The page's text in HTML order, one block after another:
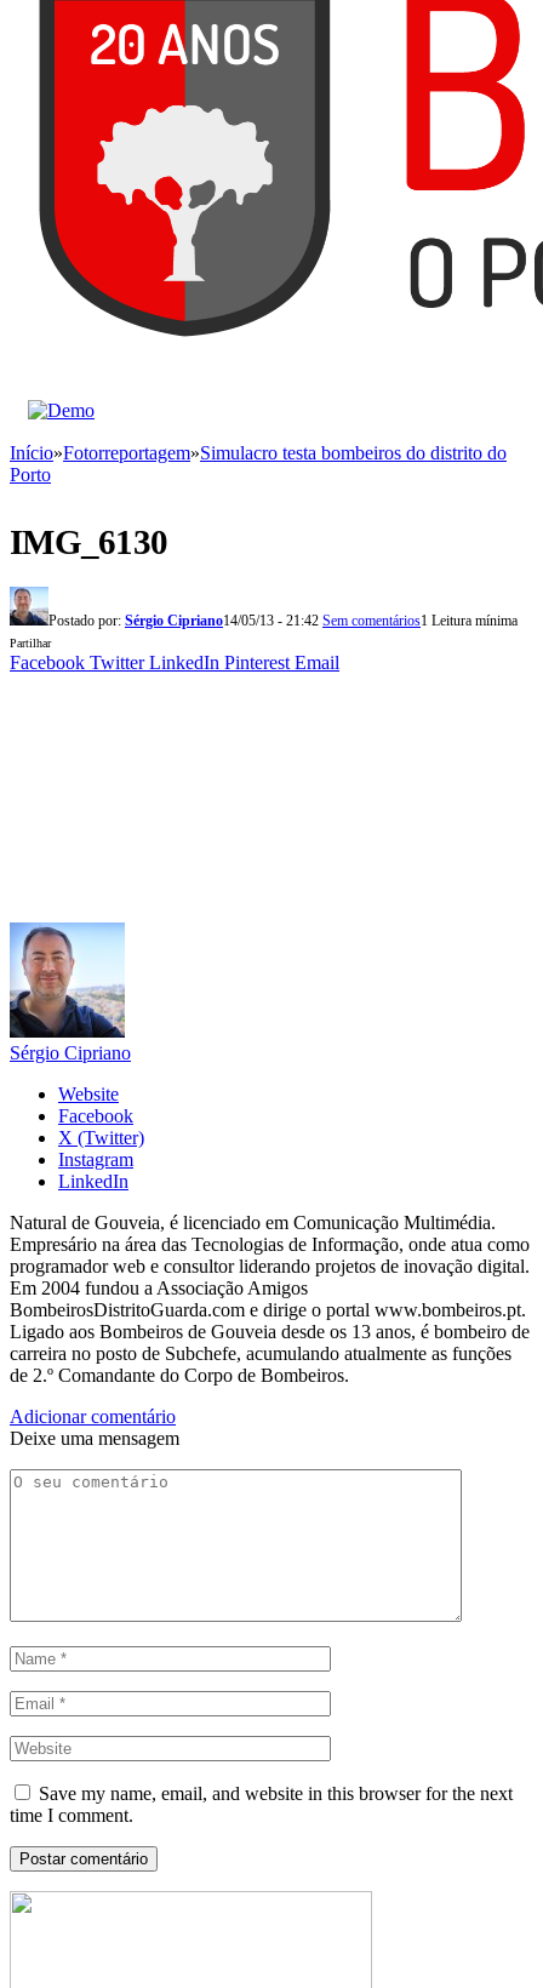
Início»Fotorreportagem»Simulacro testa bombeiros do distrito do
Porto
IMG_6130
Postado por: Sérgio Cipriano14/05/13 - 21:42 Sem comentários1 Leitura mínima
Partilhar
Facebook Twitter LinkedIn Pinterest Email
Sérgio Cipriano
Website
Facebook
X (Twitter)
Instagram
LinkedIn
Natural de Gouveia, é licenciado em Comunicação Multimédia.
Empresário na área das Tecnologias de Informação, onde atua como
programador web e consultor liderando projetos de inovação digital.
Em 2004 fundou a Associação Amigos
BombeirosDistritoGuarda.com e dirige o portal www.bombeiros.pt.
Ligado aos Bombeiros de Gouveia desde os 13 anos, é bombeiro de
carreira no posto de Subchefe, acumulando atualmente as funções
de 2.º Comandante do Corpo de Bombeiros.
Adicionar comentário
Deixe uma mensagem
Save my name, email, and website in this browser for the next
time I comment.